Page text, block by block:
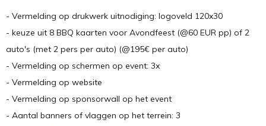
- Vermelding op drukwerk uitnodiging: logoveld 120x30
- keuze uit 8 BBQ kaarten voor Avondfeest (@60 EUR pp) of 2
auto's (met 2 pers per auto) (@195€ per auto)
- Vermelding op schermen op event: 3x
- Vermelding op website
- Vermelding op sponsorwall op het event
- Aantal banners of vlaggen op het terrein: 3